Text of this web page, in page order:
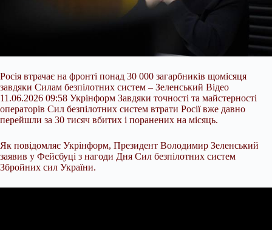
Росія втрачає на фронті понад 30 000 загарбників щомісяця
завдяки Силам безпілотних систем – Зеленський Відео
11.06.2026 09:58 Укрінформ Завдяки точності та майстерності
операторів Сил безпілотних систем втрати Росії вже давно
перейшли за 30 тисяч вбитих і поранених на місяць.
Як повідомляє Укрінформ, Президент Володимир Зеленський
заявив у Фейсбуці з нагоди Дня Сил безпілотних систем
Збройних сил України.